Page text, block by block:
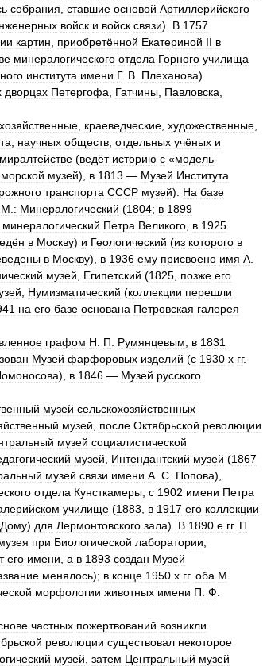
собрания ставшие основой Артиллерийского
войск и войск связи). В 1757
картин приобретённой Екатериной II в
минералогического отдела Горного училища
института имени Г. В Плеханова).
дворцах Петергофа Гатчины Павловска
краеведческие художественные
научных обществ отдельных учёных и
(ведёт историю с «модель-
морской музей), в 1813 — Музей Института
транспорта СССР музей). На базе
М : Минералогический (1804; в 1899
минералогический Петра Великого в 1925
в Москву) и Геологический (из которого в
в Москву), в 1936 ему присвоено имя А
музей Египетский (1825 позже его
Нумизматический (коллекции перешли
на его базе основана Петровская галерея
графом H П Румянцевым в 1831
Музей фарфоровых изделий (с 1930 х гг.
), в 1846 — Музей русского
музей сельскохозяйственных
музей после Октябрьской революции
музей социалистической
музей Интендантский музей (1867
музей связи имени А С Попова),
отдела Кунсткамеры с 1902 имени Петра
училище (1883 в 1917 его коллекции
Дому) для Лермонтовского зала). В 1890 е гг. П
при Биологической лаборатории
его имени а в 1893 создан Музей
менялось); в конце 1950 х гг. оба М
морфологии животных имени П Ф
частных пожертвований возникли
революции существовал некоторое
музей затем Центральный музей